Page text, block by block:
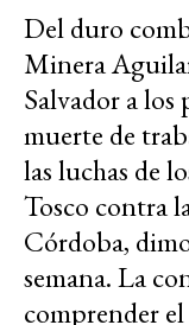
Del duro
Minera
Salvador a
muerte de
las luchas de
Tosco contra
Córdoba,
semana. La
comprender